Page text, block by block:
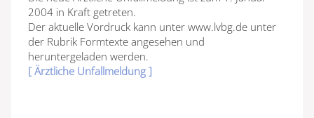
2004 in Kraft getreten.
Der aktuelle Vordruck kann unter www.lvbg.de unter
der Rubrik Formtexte angesehen und
heruntergeladen werden.
[ Ärztliche Unfallmeldung ]